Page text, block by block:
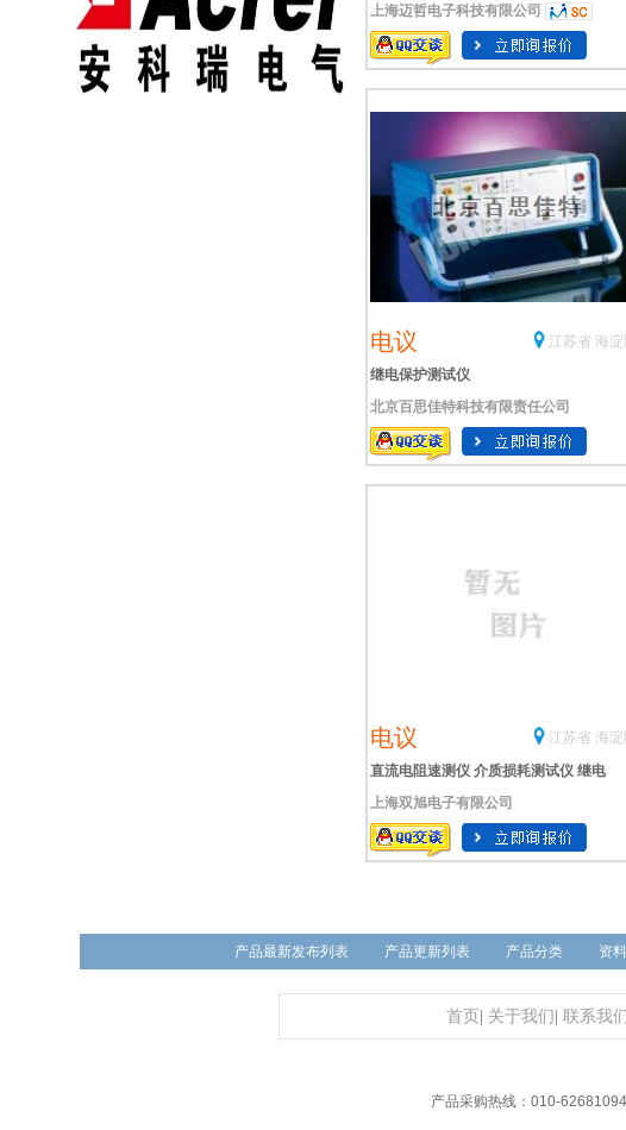
上海迈哲电子科技有限公司
电议
江苏省 海淀
继电保护测试仪
北京百思佳特科技有限责任公司
电议
江苏省 海淀
直流电阻速测仪 介质损耗测试仪 继电
保护测试仪
上海双旭电子有限公司
产品最新发布列表 产品更新列表 产品分类 资
首页 关于我们 联系我们
产品采购热线：010-62681094